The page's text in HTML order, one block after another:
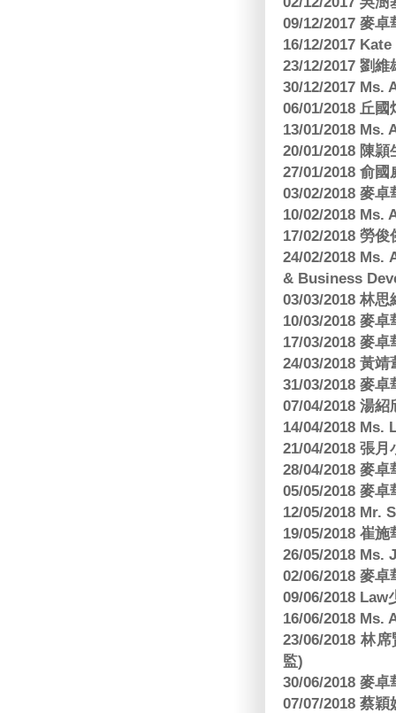
09/12/2017 麥
16/12/2017
23/12/2017 劉
30/12/2017 Ms.
06/01/2018 丘
13/01/2018 Ms.
20/01/2018 陳
27/01/2018 俞
03/02/2018 麥
10/02/2018 Ms.
17/02/2018 勞
24/02/2018 Ms.
& Business
03/03/2018 林
10/03/2018 麥
17/03/2018 麥
24/03/2018 黃
31/03/2018 麥
07/04/2018 湯
14/04/2018
21/04/2018 張
28/04/2018 麥
05/05/2018 麥
12/05/2018 Mr.
19/05/2018 崔
26/05/2018 Ms.
02/06/2018 麥
09/06/2018 Law
16/06/2018 Ms.
23/06/2018 林
監)
30/06/2018 麥
07/07/2018 蔡